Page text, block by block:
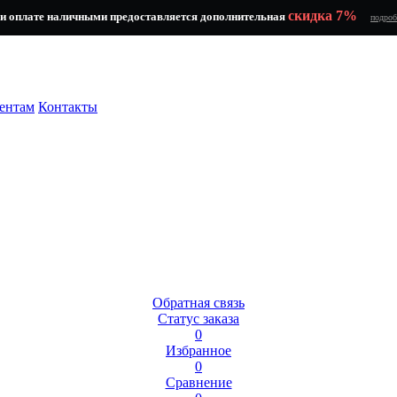
оплате наличными предоставляется дополнительная скидка 7%
Контакты
Обратная связь
Статус заказа
0
Избранное
0
Сравнение